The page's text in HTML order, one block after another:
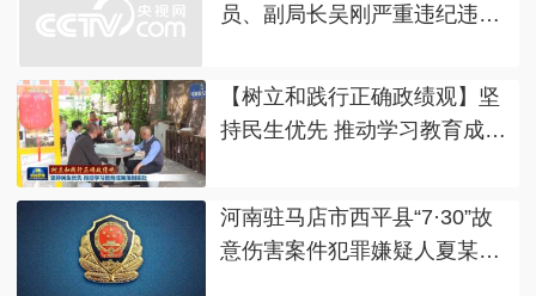
员、副局长吴刚严重违纪违法
【树立和践行正确政绩观】坚
持民生优先 推动学习教育成果
河南驻马店市西平县“7·30”故
意伤害案件犯罪嫌疑人夏某钢